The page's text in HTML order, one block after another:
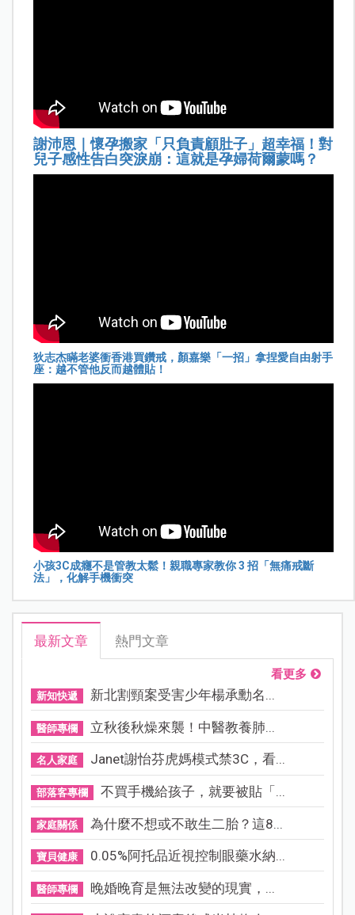
謝沛恩｜懷孕搬家「只負責顧肚子」超幸福！對
兒子感性告白突淚崩：這就是孕婦荷爾蒙嗎？
狄志杰瞞老婆衝香港買鑽戒，顏嘉樂「一招」拿捏愛自由射手
座：越不管他反而越體貼！
小孩3C成癮不是管教太鬆！親職專家教你 3 招「無痛戒斷
法」，化解手機衝突
最新文章 熱門文章
看更多
新知快遞 新北割頸案受害少年楊承勳名...
醫師專欄 立秋後秋燥來襲！中醫教養肺...
名人家庭 Janet謝怡芬虎媽模式禁3C，看...
部落客專欄 不買手機給孩子，就要被貼「...
家庭關係 為什麼不想或不敢生二胎？這8...
寶貝健康 0.05%阿托品近視控制眼藥水納...
醫師專欄 晚婚晚育是無法改變的現實，...